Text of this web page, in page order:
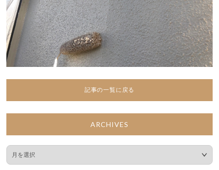
記事の一覧に戻る
ARCHIVES